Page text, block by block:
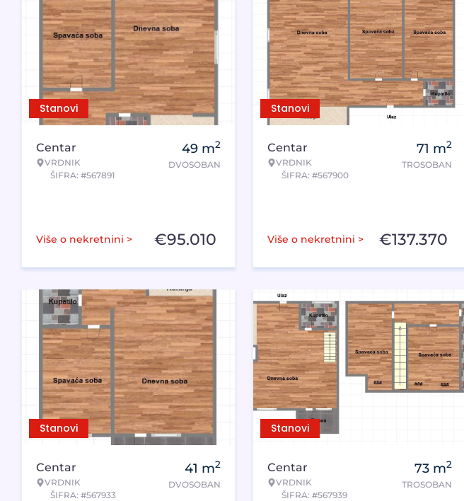
Stanovi
Centar
VRDNIK
ŠIFRA: #567891
49 m2
DVOSOBAN
Više o nekretnini > €95.010
Stanovi
Centar
VRDNIK
ŠIFRA: #567900
71 m2
TROSOBAN
Više o nekretnini > €137.370
Stanovi
Centar
VRDNIK
ŠIFRA: #567933
41 m2
DVOSOBAN
Stanovi
Centar
VRDNIK
ŠIFRA: #567939
73 m2
TROSOBAN